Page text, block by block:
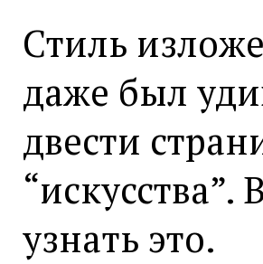
Стиль
даже был
двести
узнать это.